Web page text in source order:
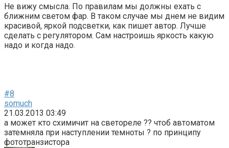
Не вижу смысла. По правилам мы должны ехать с
ближним светом фар. В таком случае мы днем не видим
красивой, яркой подсветки, как пишет автор. Лучше
сделать с регулятором. Сам настроишь яркость какую
надо и когда надо.
#8
somuch
21.03.2013 03:49
а может кто схимичит на светореле ?? чтоб автоматом
затемняла при наступлении темноты ? по принципу
фототранзистора